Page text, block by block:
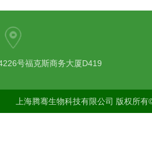
号福克斯商务大厦D419
上海腾骞生物科技有限公司 版权所